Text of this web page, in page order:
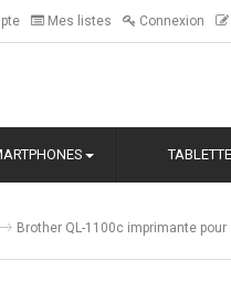
Mes listes Connexion
Brother QL-1100c imprimante